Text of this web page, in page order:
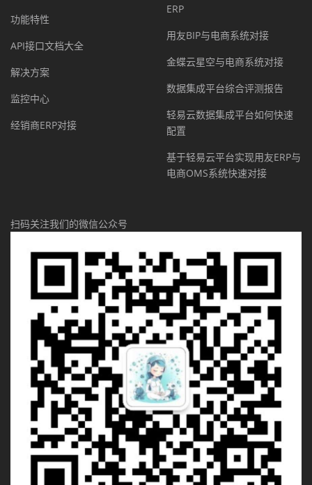
功能特性
API接口文档大全
解决方案
监控中心
经销商ERP对接
ERP
用友BIP与电商系统对接
金蝶云星空与电商系统对接
数据集成平台综合评测报告
轻易云数据集成平台如何快速
配置
基于轻易云平台实现用友ERP与
电商OMS系统快速对接
扫码关注我们的微信公众号